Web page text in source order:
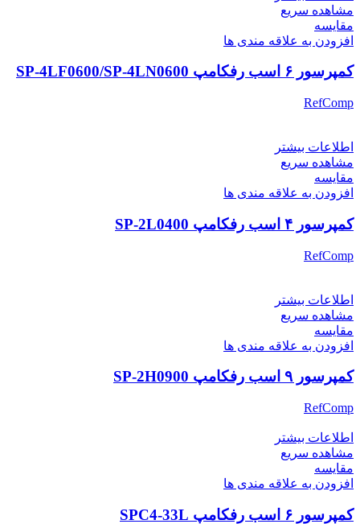
مشاهده سریع
مقایسه
افزودن به علاقه مندی ها
کمپرسور ۶ اسب رفکامپ SP-4LF0600/SP-4LN0600
RefComp
اطلاعات بیشتر
مشاهده سریع
مقایسه
افزودن به علاقه مندی ها
کمپرسور ۴ اسب رفکامپ SP-2L0400
RefComp
اطلاعات بیشتر
مشاهده سریع
مقایسه
افزودن به علاقه مندی ها
کمپرسور ۹ اسب رفکامپ SP-2H0900
RefComp
اطلاعات بیشتر
مشاهده سریع
مقایسه
افزودن به علاقه مندی ها
کمپرسور ۶ اسب رفکامپ SPC4-33L